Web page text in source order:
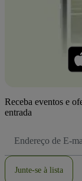
Receba eventos e
entrada
de
Junte-se à lista